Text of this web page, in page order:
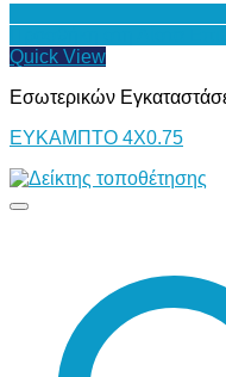
Quick View
Εσωτερικών
ΕΥΚΑΜΠΤΟ 4Χ0.75